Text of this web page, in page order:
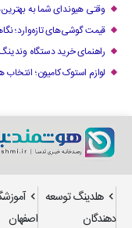
وقتی هیوندای شما به
قیمت گوشی‌های تازه‌وارد؛
راهنمای خرید دستگاه
لوازم استوک کامیون؛
هلدینگ توسعه
دهندگان
اصفهان